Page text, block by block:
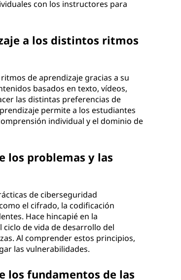
con los instructores para
a los distintos ritmos
de aprendizaje gracias a su
basados en texto, vídeos,
las distintas preferencias de
permite a los estudiantes
individual y el dominio de
los problemas y las
de ciberseguridad
el cifrado, la codificación
Hace hincapié en la
de vida de desarrollo del
Al comprender estos principios,
las vulnerabilidades.
los fundamentos de las